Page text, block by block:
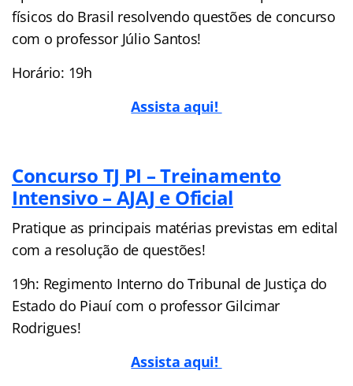
físicos do Brasil resolvendo questões de concurso
com o professor Júlio Santos!
Horário: 19h
Assista aqui!
Concurso TJ PI – Treinamento
Intensivo – AJAJ e Oficial
Pratique as principais matérias previstas em edital
com a resolução de questões!
19h: Regimento Interno do Tribunal de Justiça do
Estado do Piauí com o professor Gilcimar
Rodrigues!
Assista aqui!